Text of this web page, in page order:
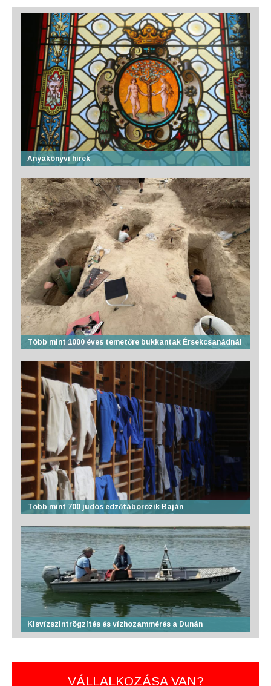
Anyakönyvi hírek
Több mint 1000 éves temetőre bukkantak Érsekcsanádnál
Több mint 700 judós edzőtáborozik Baján
Kisvízszintrögzítés és vízhozammérés a Dunán
VÁLLALKOZÁSA VAN?